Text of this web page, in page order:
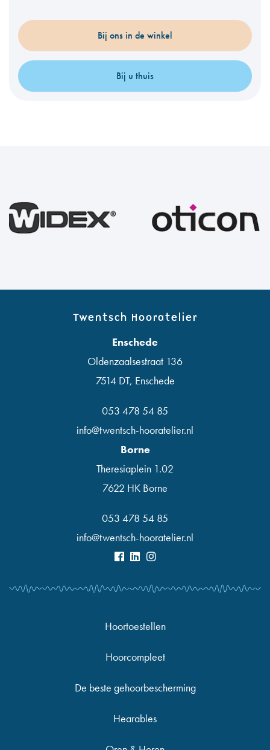
Bij ons in de winkel
Bij u thuis
Twentsch Hooratelier
Enschede
Oldenzaalsestraat 136
7514 DT, Enschede
053 478 54 85
info@twentsch-hooratelier.nl
Borne
Theresiaplein 1.02
7622 HK Borne
053 478 54 85
info@twentsch-hooratelier.nl
Hoortoestellen
Hoorcompleet
De beste gehoorbescherming
Hearables